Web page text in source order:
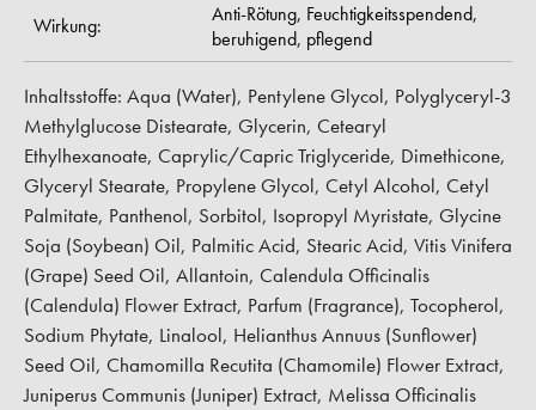
Wirkung: Anti-Rötung, Feuchtigkeitsspendend,
beruhigend, pflegend
Inhaltsstoffe: Aqua (Water), Pentylene Glycol, Polyglyceryl-3
Methylglucose Distearate, Glycerin, Cetearyl
Ethylhexanoate, Caprylic/Capric Triglyceride, Dimethicone,
Glyceryl Stearate, Propylene Glycol, Cetyl Alcohol, Cetyl
Palmitate, Panthenol, Sorbitol, Isopropyl Myristate, Glycine
Soja (Soybean) Oil, Palmitic Acid, Stearic Acid, Vitis Vinifera
(Grape) Seed Oil, Allantoin, Calendula Officinalis
(Calendula) Flower Extract, Parfum (Fragrance), Tocopherol,
Sodium Phytate, Linalool, Helianthus Annuus (Sunflower)
Seed Oil, Chamomilla Recutita (Chamomile) Flower Extract,
Juniperus Communis (Juniper) Extract, Melissa Officinalis